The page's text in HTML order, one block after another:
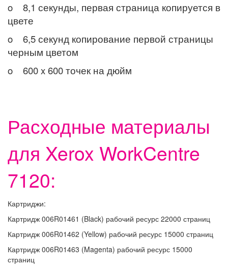
o 8,1 секунды, первая страница копируется в
цвете
o 6,5 секунд копирование первой страницы
черным цветом
o 600 x 600 точек на дюйм
Расходные материалы
для Xerox WorkCentre
7120:
Картриджи:
Картридж 006R01461 (Black) рабочий ресурс 22000 страниц
Картридж 006R01462 (Yellow) рабочий ресурс 15000 страниц
Картридж 006R01463 (Magenta) рабочий ресурс 15000
страниц